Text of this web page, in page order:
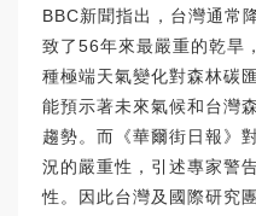
BBC新聞指出，台灣通常
致了56年來最嚴重的乾旱
種極端天氣變化對森林碳
能預示著未來氣候和台灣
趨勢。而《華爾街日報》
況的嚴重性，引述專家警
性。因此台灣及國際研究